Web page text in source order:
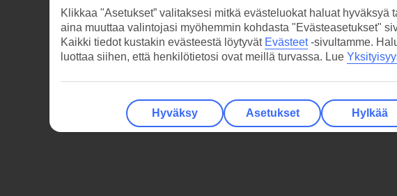
Klikkaa "Asetukset” valitaksesi mitkä evästeluokat haluat hyväksyä
aina muuttaa valintojasi myöhemmin kohdasta "Evästeasetukset"
Kaikki tiedot kustakin evästeestä löytyvät Evästeet-sivultamme.
luottaa siihen, että henkilötietosi ovat meillä turvassa. Lue
Hyväksy Asetukset Hylkää